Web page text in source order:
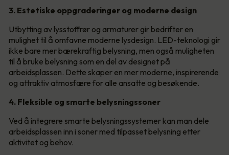
3. Estetiske oppgraderinger og moderne design
Utbytting av lysstoffrør og armaturer gir bedrifter en
mulighet til å omfavne moderne lysdesign. LED-teknologi gir
ikke bare mer bærekraftig belysning, men også muligheten
til å bruke belysning som en del av designet på
arbeidsplassen. Dette skaper en mer moderne, inspirerende
og attraktiv atmosfære for alle ansatte og besøkende.
4. Fleksible og smarte belysningssoner
Ved å integrere smarte belysningssystemer kan man dele
arbeidsplassen inn i soner med tilpasset belysning etter
aktivitet og behov.